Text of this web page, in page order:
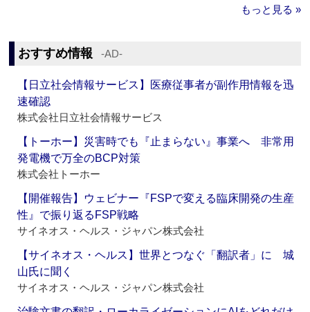
もっと見る »
おすすめ情報 ‐AD‐
【日立社会情報サービス】医療従事者が副作用情報を迅
速確認
株式会社日立社会情報サービス
【トーホー】災害時でも『止まらない』事業へ 非常用
発電機で万全のBCP対策
株式会社トーホー
【開催報告】ウェビナー『FSPで変える臨床開発の生産
性』で振り返るFSP戦略
サイネオス・ヘルス・ジャパン株式会社
【サイネオス・ヘルス】世界とつなぐ「翻訳者」に 城
山氏に聞く
サイネオス・ヘルス・ジャパン株式会社